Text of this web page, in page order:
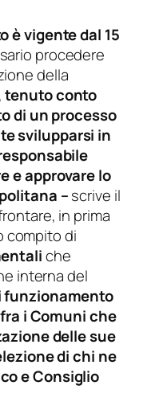
è vigente dal 15
procedere
della
tenuto conto
di un processo
svilupparsi in
e approvare lo
–scrive il
in prima
compito di
che
interna del
funzionamento
i Comuni che
delle sue
di chi ne
e Consiglio